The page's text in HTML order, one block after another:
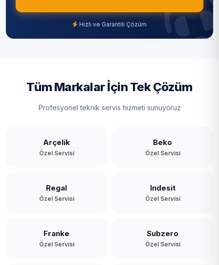
Hızlı ve Garantili Çözüm
Tüm Markalar İçin Tek Çözüm
Profesyonel teknik servis hizmeti sunuyoruz
Arçelik
Özel Servisi
Beko
Özel Servisi
Regal
Özel Servisi
Indesit
Özel Servisi
Franke
Özel Servisi
Subzero
Özel Servisi